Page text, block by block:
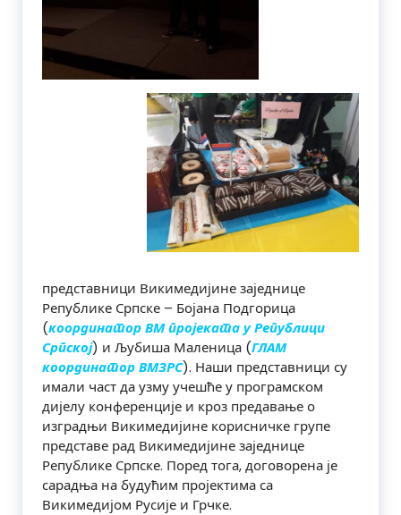
представници Викимедијине заједнице
Републике Српске – Бојана Подгорица
(координатор ВМ пројеката у Републици
Српској) и Љубиша Маленица (ГЛАМ
координатор ВМЗРС). Наши представници су
имали част да узму учешће у програмском
дијелу конференције и кроз предавање о
изградњи Викимедијине корисничке групе
представе рад Викимедијине заједнице
Републике Српске. Поред тога, договорена је
сарадња на будућим пројектима са
Викимедијом Русије и Грчке.